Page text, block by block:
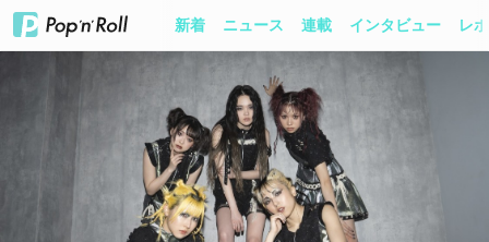
新着 ニュース 連載 インタビュー レ